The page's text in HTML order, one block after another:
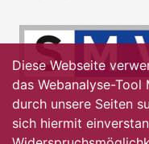
Diese Webseite
das Webanalyse-Tool
durch unsere Seiten
sich hiermit